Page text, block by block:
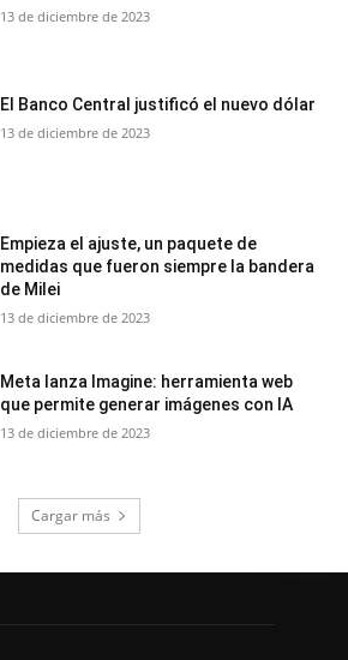
13 de diciembre de 2023
El Banco Central justificó el nuevo dólar
13 de diciembre de 2023
Empieza el ajuste, un paquete de
medidas que fueron siempre la bandera
de Milei
13 de diciembre de 2023
Meta lanza Imagine: herramienta web
que permite generar imágenes con IA
13 de diciembre de 2023
Cargar más